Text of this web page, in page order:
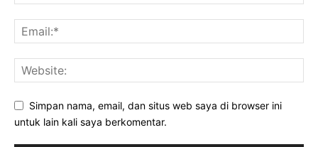
Simpan nama, email, dan situs web saya di browser ini
untuk lain kali saya berkomentar.